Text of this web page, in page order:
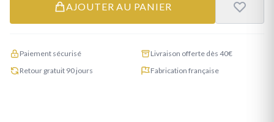
AJOUTER AU PANIER
Paiement sécurisé
Livraison offerte dès 40€
Retour gratuit 90 jours
Fabrication française